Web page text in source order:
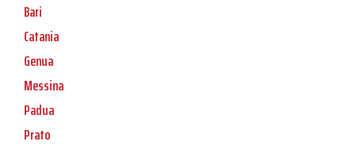
Bari
Catania
Genua
Messina
Padua
Prato